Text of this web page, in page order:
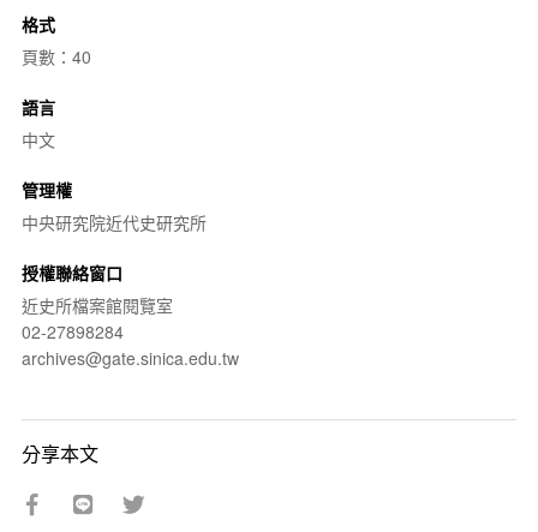
格式
頁數：40
語言
中文
管理權
中央研究院近代史研究所
授權聯絡窗口
近史所檔案館閱覽室
02-27898284
archives@gate.sinica.edu.tw
分享本文